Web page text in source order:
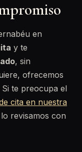
en
y te
, sin
ofrecemos
Si te preocupa el
cita en nuestra
lo revisamos con